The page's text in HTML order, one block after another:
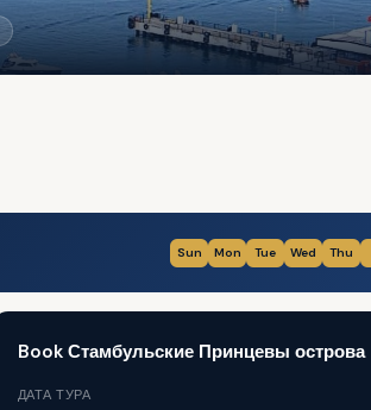
Sun Mon Tue Wed Thu
Book Стамбульские Принцевы острова
ДАТА ТУРА